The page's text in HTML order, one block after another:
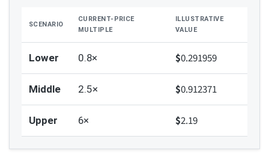
SCENARIO
CURRENT-PRICE
MULTIPLE
ILLUSTRATIVE
VALUE
Lower 0.8× $0.291959
Middle 2.5× $0.912371
Upper 6× $2.19